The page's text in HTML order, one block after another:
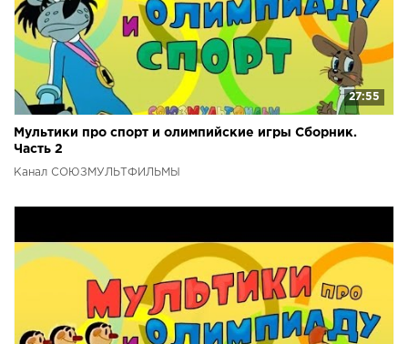
27:55
Мультики про спорт и олимпийские игры Сборник.
Часть 2
Канал СОЮЗМУЛЬТФИЛЬМЫ